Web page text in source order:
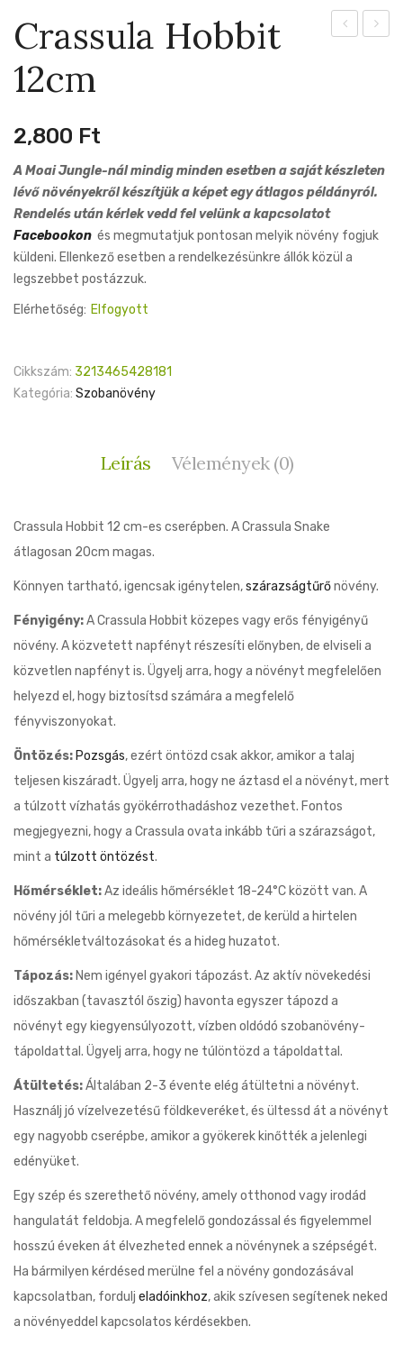
Crassula Hobbit
12cm
2,800 Ft
A Moai Jungle-nál mindig minden esetben a saját készleten
lévő növényekről készítjük a képet egy átlagos példányról.
Rendelés után kérlek vedd fel velünk a kapcsolatot
Facebookon és megmutatjuk pontosan melyik növény fogjuk
küldeni. Ellenkező esetben a rendelkezésünkre állók közül a
legszebbet postázzuk.
Elérhetőség: Elfogyott
Cikkszám: 3213465428181
Kategória: Szobanövény
Leírás Vélemények (0)
Crassula Hobbit 12 cm-es cserépben. A Crassula Snake
átlagosan 20cm magas.
Könnyen tartható, igencsak igénytelen,szárazságtűrőnövény.
Fényigény:A Crassula Hobbit közepes vagy erős fényigényű
növény. A közvetett napfényt részesíti előnyben, de elviseli a
közvetlen napfényt is. Ügyelj arra, hogy a növényt megfelelően
helyezd el, hogy biztosítsd számára a megfelelő
fényviszonyokat.
Öntözés: Pozsgás, ezért öntözd csak akkor, amikor a talaj
teljesen kiszáradt. Ügyelj arra, hogy ne áztasd el a növényt, mert
a túlzott vízhatás gyökérrothadáshoz vezethet. Fontos
megjegyezni, hogy a Crassula ovata inkább tűri a szárazságot,
mint a túlzott öntözést.
Hőmérséklet:Az ideális hőmérséklet 18-24°C között van. A
növény jól tűri a melegebb környezetet, de kerüld a hirtelen
hőmérsékletváltozásokat és a hideg huzatot.
Tápozás: Nem igényel gyakori tápozást. Az aktív növekedési
időszakban (tavasztól őszig) havonta egyszer tápozd a
növényt egy kiegyensúlyozott, vízben oldódó szobanövény-
tápoldattal. Ügyelj arra, hogy ne túlöntözd a tápoldattal.
Átültetés:Általában 2-3 évente elég átültetni a növényt.
Használj jó vízelvezetésű földkeveréket, és ültessd át a növényt
egy nagyobb cserépbe, amikor a gyökerek kinőtték a jelenlegi
edényüket.
Egy szép és szerethető növény, amely otthonod vagy irodád
hangulatát feldobja. A megfelelő gondozással és figyelemmel
hosszú éveken át élvezheted ennek a növénynek a szépségét.
Ha bármilyen kérdésed merülne fel a növény gondozásával
kapcsolatban, fordulj eladóinkhoz, akik szívesen segítenek neked
a növényeddel kapcsolatos kérdésekben.